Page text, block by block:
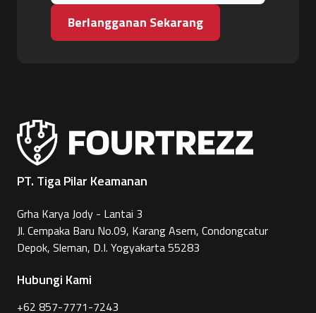
Berlangganan Sekarang
PT. Tiga Pilar Keamanan
Grha Karya Jody - Lantai 3
Jl. Cempaka Baru No.09, Karang Asem, Condongcatur
Depok, Sleman, D.I. Yogyakarta 55283
Hubungi Kami
+62 857-7771-7243